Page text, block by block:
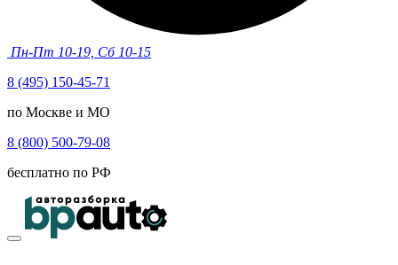
Пн-Пт 10-19, Сб 10-15
8 (495) 150-45-71
по Москве и МО
8 (800) 500-79-08
бесплатно по РФ